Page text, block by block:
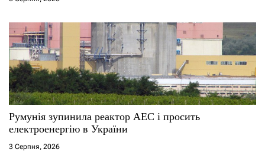
Румунія зупинила реактор АЕС і просить
електроенергію в України
3 Серпня, 2026